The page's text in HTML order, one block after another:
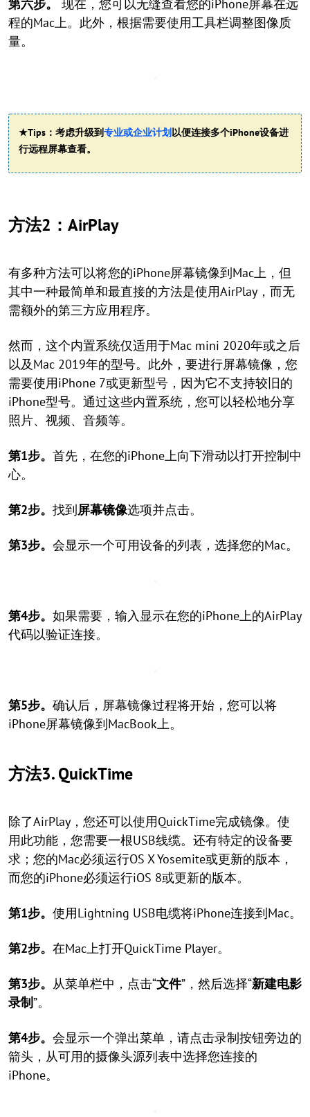
第六步。
现在，您可以无缝查看您的iPhone屏幕在远
程的Mac上。此外，根据需要使用工具栏调整图像质
量。
★Tips：考虑升级到专业或企业计划以便连接多个iPhone设备进
行远程屏幕查看。
方法2：AirPlay
有多种方法可以将您的iPhone屏幕镜像到Mac上，但
其中一种最简单和最直接的方法是使用AirPlay，而无
需额外的第三方应用程序。
然而，这个内置系统仅适用于Mac mini 2020年或之后
以及Mac 2019年的型号。此外，要进行屏幕镜像，您
需要使用iPhone 7或更新型号，因为它不支持较旧的
iPhone型号。通过这些内置系统，您可以轻松地分享
照片、视频、音频等。
第1步。 首先，在您的iPhone上向下滑动以打开控制中
心。
第2步。 找到屏幕镜像选项并点击。
第3步。 会显示一个可用设备的列表，选择您的Mac。
第4步。 如果需要，输入显示在您的iPhone上的AirPlay
代码以验证连接。
第5步。 确认后，屏幕镜像过程将开始，您可以将
iPhone屏幕镜像到MacBook上。
方法3. QuickTime
除了AirPlay，您还可以使用QuickTime完成镜像。使
用此功能，您需要一根USB线缆。还有特定的设备要
求；您的Mac必须运行OS X Yosemite或更新的版本，
而您的iPhone必须运行iOS 8或更新的版本。
第1步。 使用Lightning USB电缆将iPhone连接到Mac。
第2步。 在Mac上打开QuickTime Player。
第3步。 从菜单栏中，点击“文件”，然后选择“新建电影
录制”。
第4步。 会显示一个弹出菜单，请点击录制按钮旁边的
箭头，从可用的摄像头源列表中选择您连接的
iPhone。